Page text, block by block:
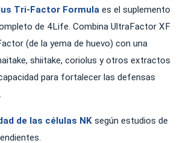
Tri-Factor Formula es el suplemento
de 4Life. Combina UltraFactor XF
(de la yema de huevo) con una
shiitake, coriolus y otros extractos
para fortalecer las defensas
de las células NK según estudios de